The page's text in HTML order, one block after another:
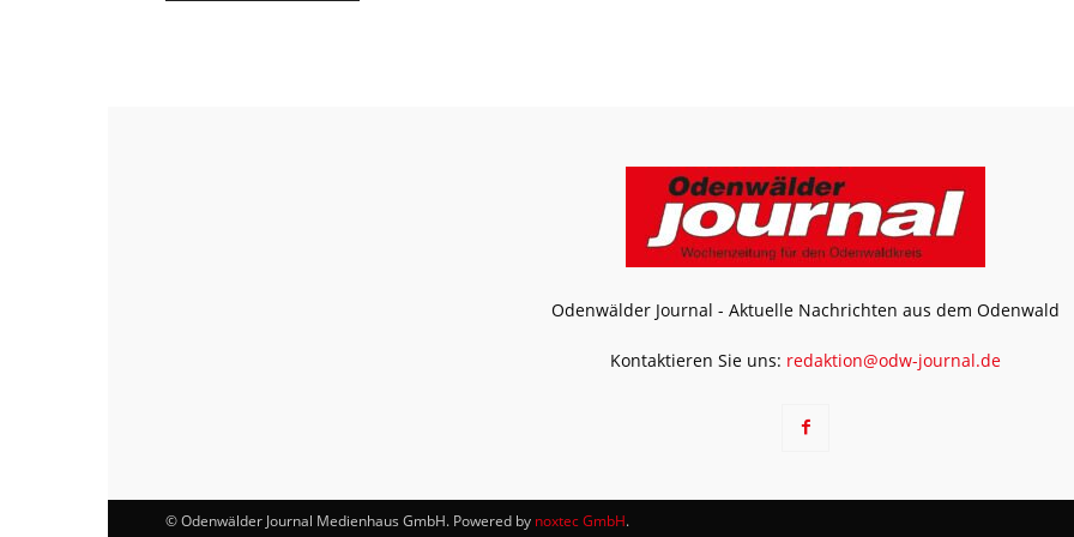
Odenwälder Journal - Aktuelle Nachrichten aus dem Odenwald
Kontaktieren Sie uns: redaktion@odw-journal.de
© Odenwälder Journal Medienhaus GmbH. Powered by noxtec GmbH.